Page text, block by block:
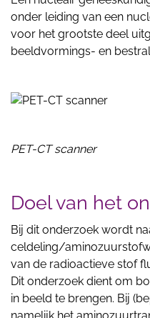
onder leiding van een
voor het grootste deel
beeldvormings- en
PET-CT scanner
Doel van het
Bij dit onderzoek wordt
celdeling/
van de radioactieve stof
Dit onderzoek dient om
in beeld te brengen. Bij